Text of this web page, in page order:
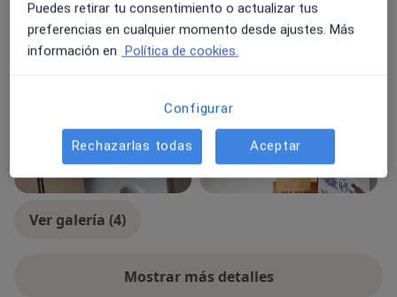
VideoconsultaVer calendario online
Fotos y vídeos
Ver galería (4)
Mostrar más detalles
sobre la experiencia
Puedes retirar tu consentimiento o actualizar tus
preferencias en cualquier momento desde ajustes. Más
información en Política de cookies.
Configurar
Rechazarlas todas Aceptar